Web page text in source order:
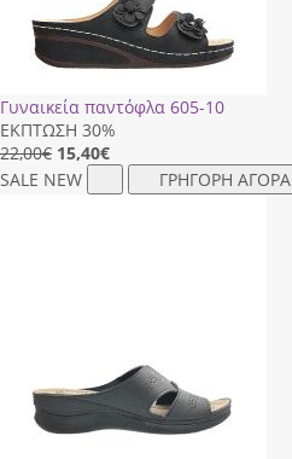
Γυναικεία παντόφλα 605-10
ΕΚΠΤΩΣΗ 30%
22,00€ 15,40€
SALE NEW ΓΡΗΓΟΡΗ ΑΓΟΡΑ